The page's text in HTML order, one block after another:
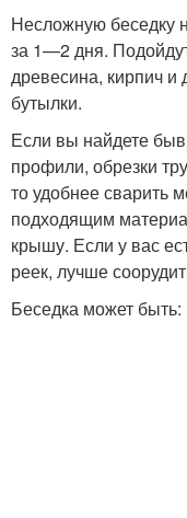
Несложную беседку
за 1—2 дня.
древесина, кирпич
бутылки.
Если вы найдете
профили, обрезки
то удобнее сварить
подходящим
крышу. Если у вас
реек, лучше
Беседка может быть: